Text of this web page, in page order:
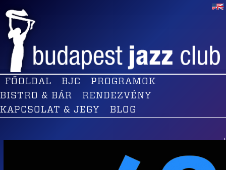
FŐOLDAL BJC
PROGRAMOK
BISTRO & BÁR
RENDEZVÉNY
KAPCSOLAT & JEGY
BLOG